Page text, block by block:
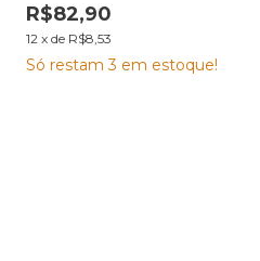
R$82,90
12 x de R$8,53
Só restam3 em estoque!